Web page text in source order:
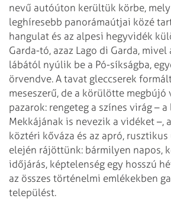
nevű autóúton kerültük körbe,
leghíresebb panorámaútjai közé
hangulat és az alpesi hegyvidék
Garda-tó, azaz Lago di Garda,
lábától nyúlik be a Pó-síkságba,
örvendve. A tavat gleccserek
meseszerű, de a körülötte megbújó
pazarok: rengeteg a színes virág –
Mekkájának is nevezik a vidéket –,
köztéri kőváza és az apró,
elején rájöttünk: bármilyen napos,
időjárás, képtelenség egy hosszú
az összes történelmi emlékekben
települést.